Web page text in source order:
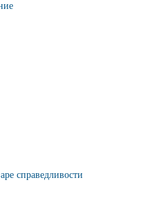
справедливости